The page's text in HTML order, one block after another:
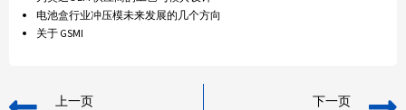
电池盒行业冲压模未来发展的几个方向
关于 GSMI
上一页 下一页